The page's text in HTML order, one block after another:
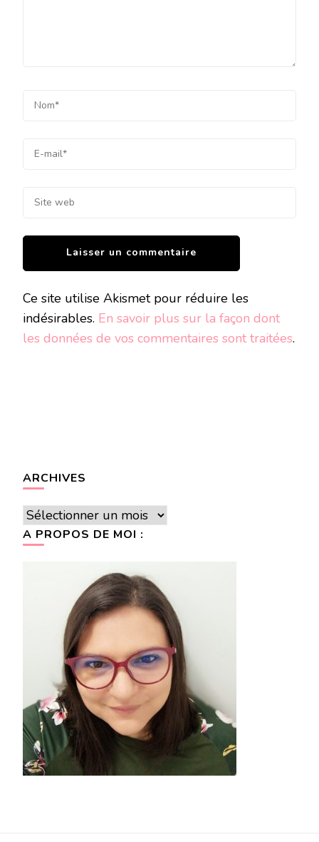
Ce site utilise Akismet pour réduire les
indésirables. En savoir plus sur la façon dont
les données de vos commentaires sont traitées.
ARCHIVES
Archives
A PROPOS DE MOI :